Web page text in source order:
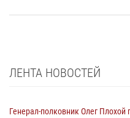
ЛЕНТА НОВОСТЕЙ
Генерал-полковник Олег Плохой